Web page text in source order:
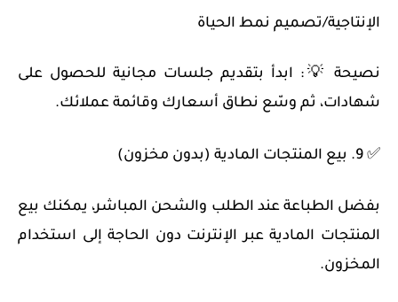
الإنتاجية/تصميم نمط الحياة
نصيحة 💡: ابدأ بتقديم جلسات مجانية للحصول على
شهادات، ثم وسّع نطاق أسعارك وقائمة عملائك.
✅ 9. بيع المنتجات المادية (بدون مخزون)
بفضل الطباعة عند الطلب والشحن المباشر، يمكنك بيع
المنتجات المادية عبر الإنترنت دون الحاجة إلى استخدام
المخزون.